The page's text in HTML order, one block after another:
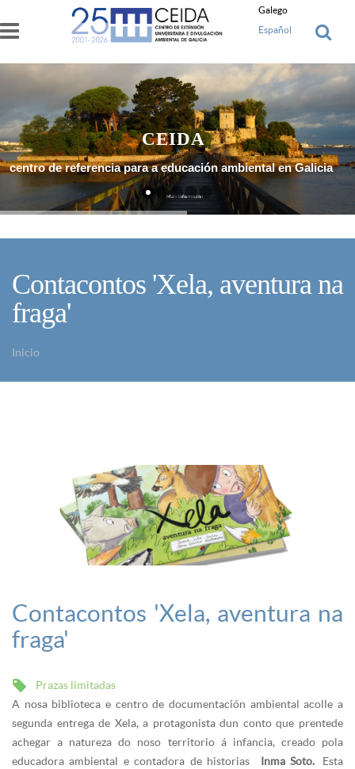
Ir o contido principal
Galego
Español
centro de referencia para a educación ambiental en Galicia
Máis Información
CEIDA
Contacontos 'Xela, aventura na
fraga'
Inicio
Contacontos 'Xela, aventura na
fraga'
Prazas limitadas
A nosa biblioteca e centro de documentación ambiental acolle a
segunda entrega de Xela, a protagonista dun conto que prentede
achegar a natureza do noso territorio á infancia, creado pola
educadora ambiental e contadora de historias Inma Soto. Esta